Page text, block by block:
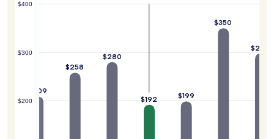
$200
$300
$400
$209
$258
$280
$192 $199
$350
$298